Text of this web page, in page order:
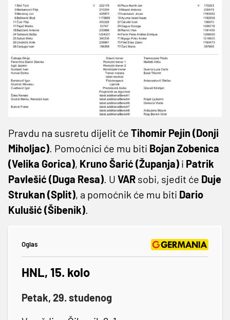
Pravdu na susretu dijelit će Tihomir Pejin (Donji
Miholjac). Pomoćnici će mu biti Bojan Zobenica
(Velika Gorica), Kruno Šarić (Županja) i Patrik
Pavlešić (Duga Resa). U VAR sobi, sjedit će Duje
Strukan (Split), a pomoćnik će mu biti Dario
Kulušić (Šibenik).
Oglas
HNL, 15. kolo
Petak, 29. studenog